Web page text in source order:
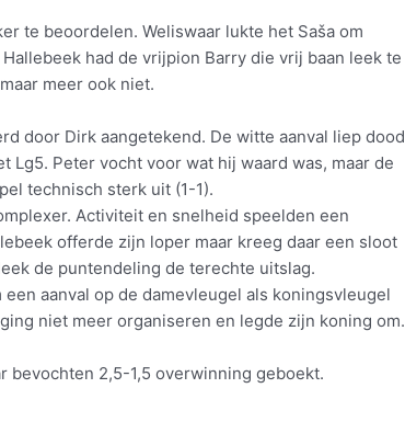
te beoordelen. Weliswaar lukte het Saša om
had de vrijpion Barry die vrij baan leek te
meer ook niet.
door Dirk aangetekend. De witte aanval liep dood
Lg5. Peter vocht voor wat hij waard was, maar de
technisch sterk uit (1-1).
Activiteit en snelheid speelden een
offerde zijn loper maar kreeg daar een sloot
de puntendeling de terechte uitslag.
aanval op de damevleugel als koningsvleugel
niet meer organiseren en legde zijn koning om.
bevochten 2,5-1,5 overwinning geboekt.